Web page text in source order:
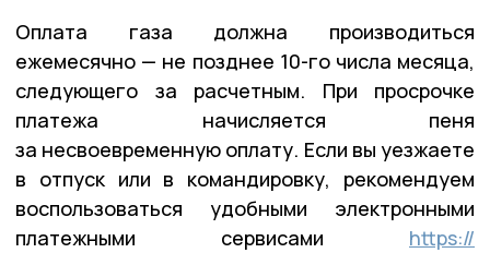
Оплата газа должна производиться
ежемесячно — не позднее 10-го числа месяца,
следующего за расчетным. При просрочке
платежа начисляется пеня
за несвоевременную оплату. Если вы уезжаете
в отпуск или в командировку, рекомендуем
воспользоваться удобными электронными
платежными сервисами https://